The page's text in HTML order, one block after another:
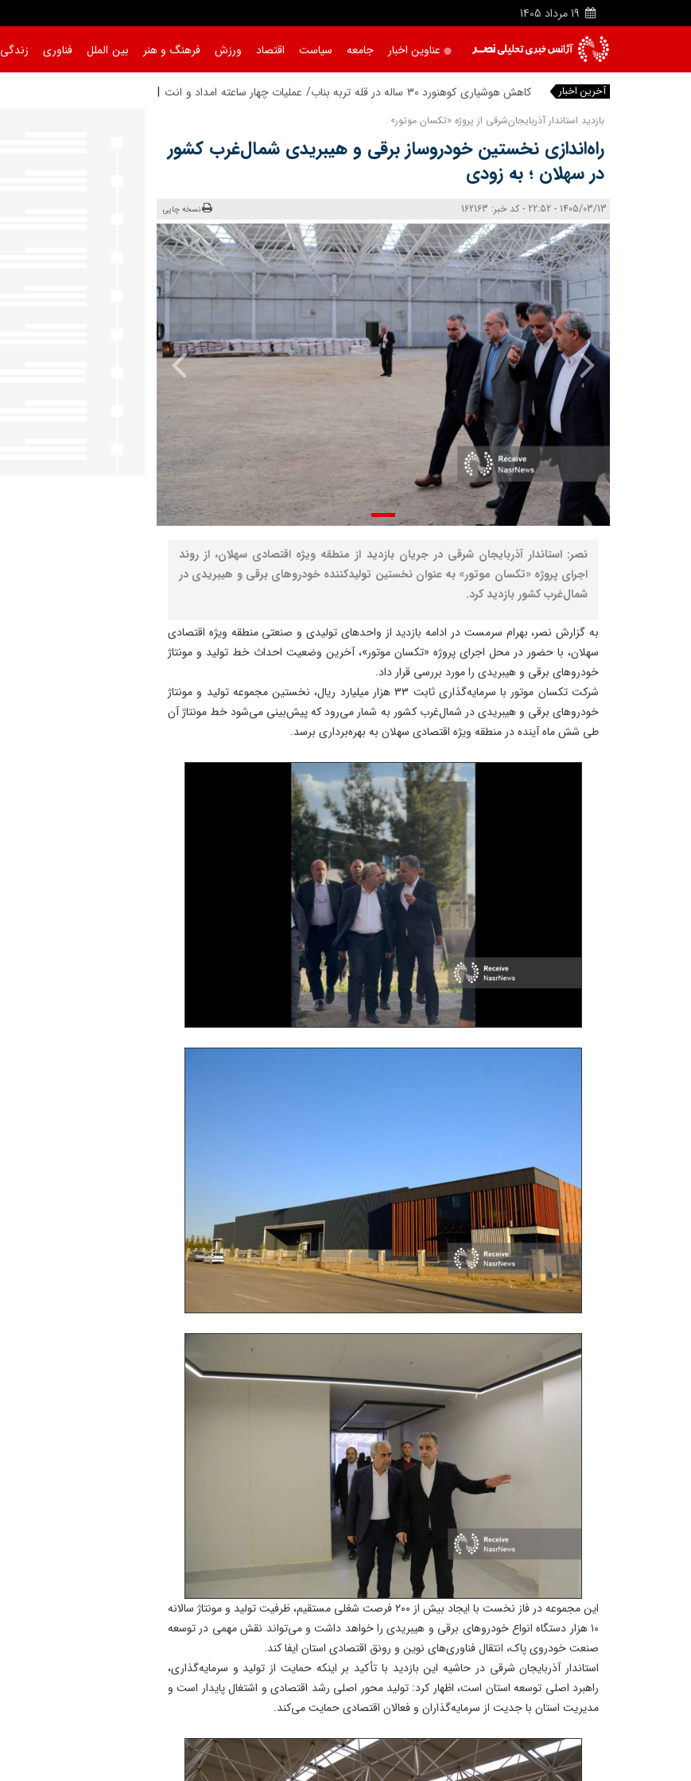
19 مرداد 1405
عناوین اخبار جامعه سیاست اقتصاد ورزش فرهنگ و هنر بین الملل فناوری زندگی
آخرین اخبار کاه |
بازدید استاندار آذربایجان‌شرقی از پروژه «تکسان موتور»
راه‌اندازی نخستین خودروساز برقی و هیبریدی شمال‌غرب کشور
در سهلان ؛ به زودی
1405/03/13 - 22:52 - کد خبر: 162163 نسخه چاپی
نصر: استاندار آذربایجان شرقی در جریان بازدید از منطقه ویژه اقتصادی سهلان، از روند
اجرای پروژه «تکسان موتور» به عنوان نخستین تولیدکننده خودروهای برقی و هیبریدی در
شمال‌غرب کشور بازدید کرد.
به گزارش نصر، بهرام سرمست در ادامه بازدید از واحدهای تولیدی و صنعتی منطقه ویژه اقتصادی
سهلان، با حضور در محل اجرای پروژه «تکسان موتور»، آخرین وضعیت احداث خط تولید و مونتاژ
خودروهای برقی و هیبریدی را مورد بررسی قرار داد.
شرکت تکسان موتور با سرمایه‌گذاری ثابت ۳۳ هزار میلیارد ریال، نخستین مجموعه تولید و مونتاژ
خودروهای برقی و هیبریدی در شمال‌غرب کشور به شمار می‌رود که پیش‌بینی می‌شود خط مونتاژ آن
طی شش ماه آینده در منطقه ویژه اقتصادی سهلان به بهره‌برداری برسد.
این مجموعه در فاز نخست با ایجاد بیش از ۲۰۰ فرصت شغلی مستقیم، ظرفیت تولید و مونتاژ سالانه
۱۰ هزار دستگاه انواع خودروهای برقی و هیبریدی را خواهد داشت و می‌تواند نقش مهمی در توسعه
صنعت خودروی پاک، انتقال فناوری‌های نوین و رونق اقتصادی استان ایفا کند.
استاندار آذربایجان شرقی در حاشیه این بازدید با تأکید بر اینکه حمایت از تولید و سرمایه‌گذاری،
راهبرد اصلی توسعه استان است، اظهار کرد: تولید محور اصلی رشد اقتصادی و اشتغال پایدار است و
مدیریت استان با جدیت از سرمایه‌گذاران و فعالان اقتصادی حمایت می‌کند.